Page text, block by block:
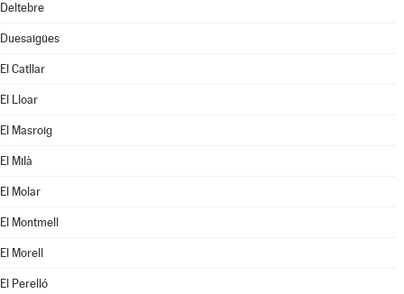
Deltebre
Duesaigües
El Catllar
El Lloar
El Masroig
El Milà
El Molar
El Montmell
El Morell
El Perelló